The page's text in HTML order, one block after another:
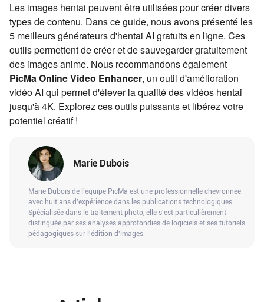
Les images hentai peuvent être utilisées pour créer divers
types de contenu. Dans ce guide, nous avons présenté les
5 meilleurs générateurs d'hentai AI gratuits en ligne. Ces
outils permettent de créer et de sauvegarder gratuitement
des images anime. Nous recommandons également
PicMa Online Video Enhancer, un outil d'amélioration
vidéo AI qui permet d'élever la qualité des vidéos hentai
jusqu'à 4K. Explorez ces outils puissants et libérez votre
potentiel créatif !
Marie Dubois
Marie Dubois de l'équipe PicMa est une professionnelle chevronnée
avec huit ans d'expérience dans les publications technologiques.
Spécialisée dans le traitement photo, elle s'est particulièrement
distinguée par ses analyses approfondies de logiciels et ses tutoriels
pédagogiques sur l'édition d'images.